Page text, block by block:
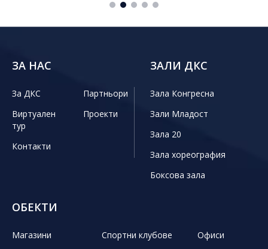
ЗА НАС
За ДКС
Партньори
Виртуален
тур
Проекти
Контакти
ЗАЛИ ДКС
Зала Конгресна
Зали Младост
Зала 20
Зала хореография
Боксова зала
ОБЕКТИ
Магазини Спортни клубове
Офиси